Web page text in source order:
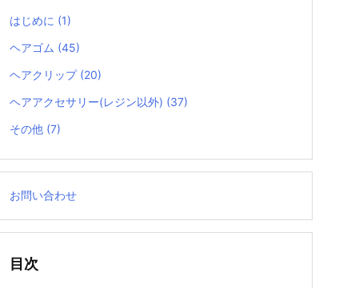
はじめに (1)
ヘアゴム (45)
ヘアクリップ (20)
ヘアアクセサリー(レジン以外) (37)
その他 (7)
お問い合わせ
目次